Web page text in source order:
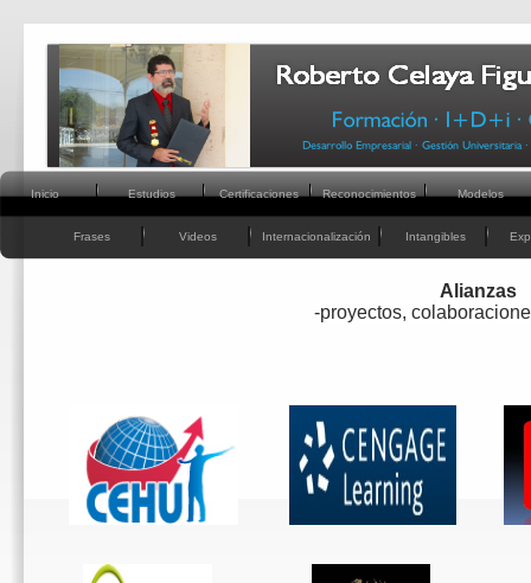
Inicio Estudios Certificaciones Reconocimientos Modelos
Frases Videos Internacionalización Intangibles
Alianzas
-proyectos,